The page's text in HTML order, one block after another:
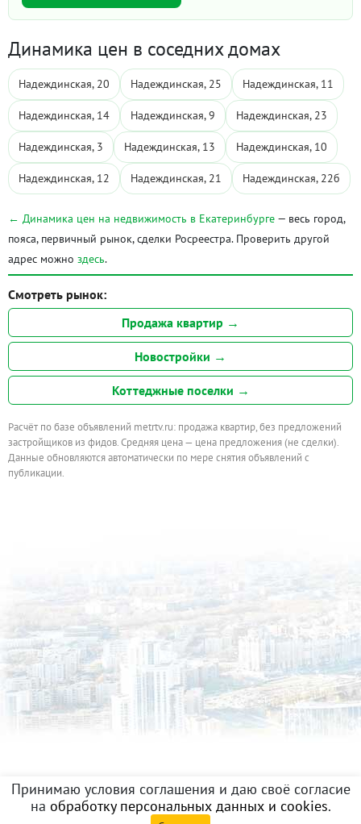
Динамика цен в соседних домах
Надеждинская, 20 Надеждинская, 25 Надеждинская, 11
Надеждинская, 14 Надеждинская, 9 Надеждинская, 23
Надеждинская, 3 Надеждинская, 13 Надеждинская, 10
Надеждинская, 12 Надеждинская, 21 Надеждинская, 22б
← Динамика цен на недвижимость в Екатеринбурге — весь город,
пояса, первичный рынок, сделки Росреестра. Проверить другой
адрес можно здесь.
Смотреть рынок:
Продажа квартир →
Новостройки →
Коттеджные поселки →
Расчёт по базе объявлений metrtv.ru: продажа квартир, без предложений
застройщиков из фидов. Средняя цена — цена предложения (не сделки).
Данные обновляются автоматически по мере снятия объявлений с
публикации.
Принимаю условия соглашения и даю своё согласие
на обработку персональных данных и cookies.